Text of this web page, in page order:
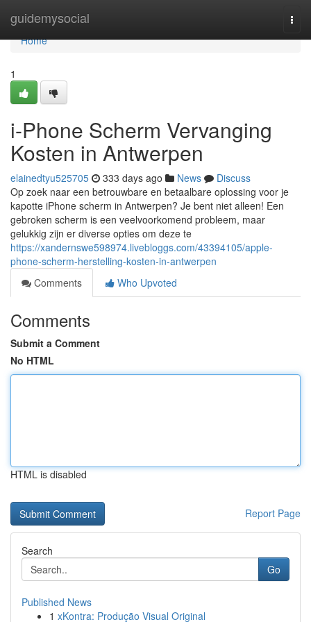
guidemysocial
Home
Home
1
i-Phone Scherm Vervanging
Kosten in Antwerpen
elainedtyu525705 333 days ago News
Discuss
Op zoek naar een betrouwbare en betaalbare oplossing voor je
kapotte iPhone scherm in Antwerpen? Je bent niet alleen! Een
gebroken scherm is een veelvoorkomend probleem, maar
gelukkig zijn er diverse opties om deze te
https://xandernswe598974.livebloggs.com/43394105/apple-
phone-scherm-herstelling-kosten-in-antwerpen
Comments
Who Upvoted
Comments
Submit a Comment
No HTML
HTML is disabled
Report Page
Search
Go
Published News
1 xKontra: Produção Visual Original